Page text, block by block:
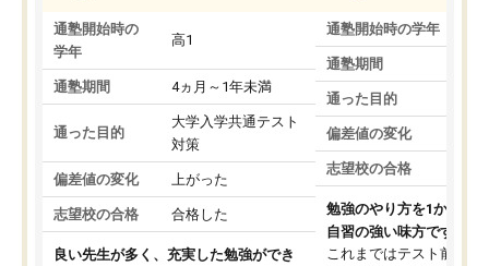
通塾開始時の
学年
高1
通塾期間 4ヵ月～1年未満
通った目的
大学入学共通テスト
対策
偏差値の変化 上がった
志望校の合格 合格した
良い先生が多く、充実した勉強ができ
通塾開始時の学年
通塾期間
通った目的
偏差値の変化
志望校の合格
勉強のやり方を1から教
自習の強い味方です。
これまではテスト前に何